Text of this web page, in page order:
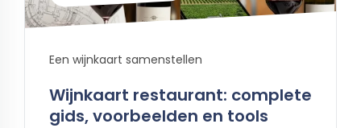
Een wijnkaart samenstellen
Wijnkaart restaurant: complete
gids, voorbeelden en tools